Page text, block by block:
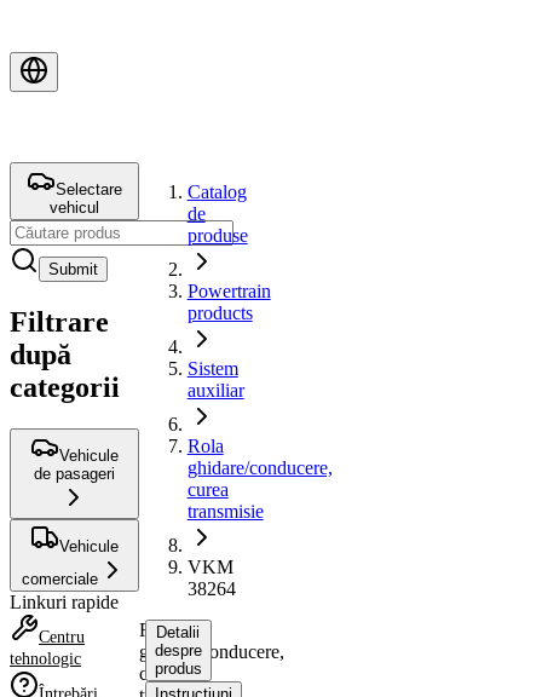
Selectare
vehicul
Submit
Filtrare
după
categorii
Vehicule
de pasageri
Vehicule
comerciale
Linkuri rapide
Centru
tehnologic
Catalog
de
produse
Powertrain
products
Sistem
auxiliar
Rola
ghidare/conducere,
curea
transmisie
VKM
38264
Rola
ghidare/conducere,
curea
Detalii
despre
produs